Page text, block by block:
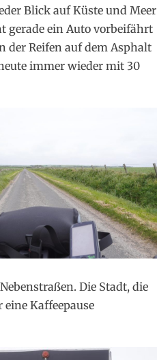
Blick auf Küste und Meer
gerade ein Auto vorbeifährt
der Reifen auf dem Asphalt
immer wieder mit 30
Die Stadt, die
Kaffeepause